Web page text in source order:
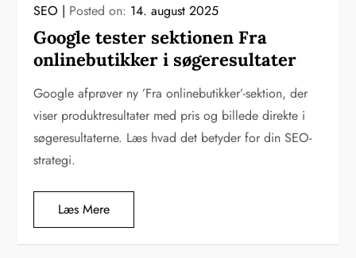
SEO Posted on: 14. august 2025
Google tester sektionen Fra
onlinebutikker i søgeresultater
Google afprøver ny ’Fra onlinebutikker’-sektion, der
viser produktresultater med pris og billede direkte i
søgeresultaterne. Læs hvad det betyder for din SEO-
strategi.
Læs Mere